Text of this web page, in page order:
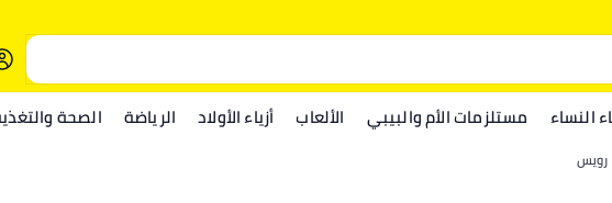
النساء مستلزمات الأم والبيبي الألعاب أزياء الأولاد الرياضة الصحة
رويس